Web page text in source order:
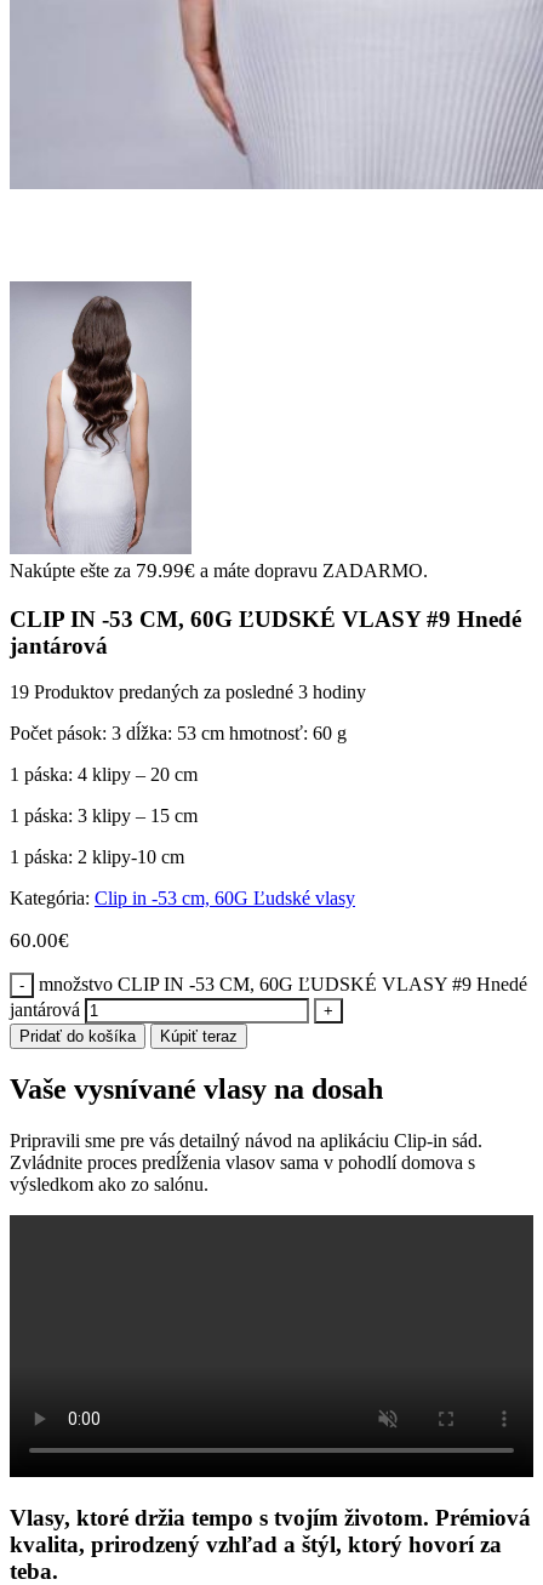
Nakúpte ešte za 79.99€ a máte dopravu ZADARMO.
CLIP IN -53 CM, 60G ĽUDSKÉ VLASY #9 Hnedé
jantárová
19 Produktov predaných za posledné 3 hodiny
Počet pások: 3 dĺžka: 53 cm hmotnosť: 60 g
1 páska: 4 klipy – 20 cm
1 páska: 3 klipy – 15 cm
1 páska: 2 klipy-10 cm
Kategória: Clip in -53 cm, 60G Ľudské vlasy
60.00€
množstvo CLIP IN -53 CM, 60G ĽUDSKÉ VLASY #9 Hnedé
jantárová
Pridať do košíka Kúpiť teraz
Vaše vysnívané vlasy na dosah
Pripravili sme pre vás detailný návod na aplikáciu Clip-in sád.
Zvládnite proces predĺženia vlasov sama v pohodlí domova s
výsledkom ako zo salónu.
Vlasy, ktoré držia tempo s tvojím životom. Prémiová
kvalita, prirodzený vzhľad a štýl, ktorý hovorí za
teba.